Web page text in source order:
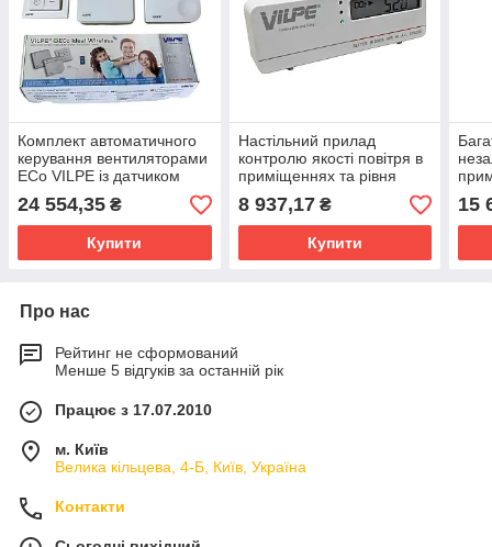
Комплект автоматичного
керування вентиляторами
ECo VILPE ​​із датчиком
IDEAL WIRELESS
24 554,35 ₴
Купити
Настільний прилад
контролю якості повітря в
приміщеннях та рівня
CO2 Монітор, FINLAND
8 937,17₴
Купити
СО2
15
Про нас
Рейтинг не сформований
Менше 5 відгуків за останній рік
Працює з 17.07.2010
м. Київ
Велика кільцева, 4-Б, Київ, Україна
Контакти